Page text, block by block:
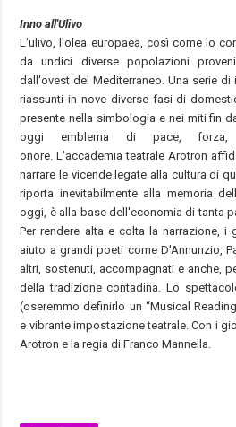
Inno all'Ulivo
L'ulivo, l'olea europaea, così come lo
da undici diverse popolazioni
dall'ovest del Mediterraneo. Una serie
riassunti in nove diverse fasi di
presente nella simbologia e nei miti fin
oggi emblema di pace, forza,
onore. L'accademia teatrale Arotron
narrare le vicende legate alla cultura di
riporta inevitabilmente alla memoria
oggi, è alla base dell'economia di tanta
Per rendere alta e colta la narrazione, i
aiuto a grandi poeti come D'Annunzio,
altri, sostenuti, accompagnati e anche,
della tradizione contadina. Lo
(oseremmo definirlo un “Musical
e vibrante impostazione teatrale. Con i
Arotron e la regia di Franco Mannella.